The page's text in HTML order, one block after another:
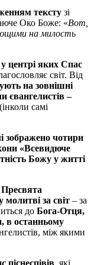
тексту зі
Око Боже: «Вот,
на милость
у центрі яких Спас
світ. Від
на зовнішні
євангелистів –
самі
зображено чотири
«Всевидюче
Божу у житті
за світ – за
до Бога-Отця,
в останньому
між якими